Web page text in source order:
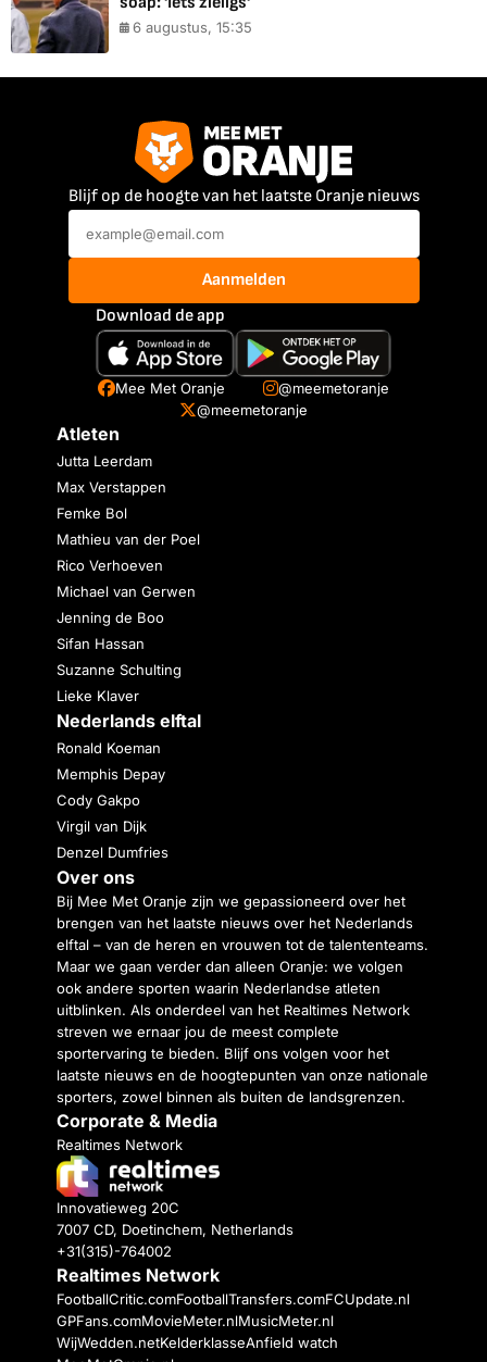
6 augustus, 15:35
Blijf op de hoogte van het laatste Oranje nieuws
Aanmelden
Download de app
Mee Met Oranje
@meemetoranje
@meemetoranje
Atleten
Jutta Leerdam
Max Verstappen
Femke Bol
Mathieu van der Poel
Rico Verhoeven
Michael van Gerwen
Jenning de Boo
Sifan Hassan
Suzanne Schulting
Lieke Klaver
Nederlands elftal
Ronald Koeman
Memphis Depay
Cody Gakpo
Virgil van Dijk
Denzel Dumfries
Over ons
Bij Mee Met Oranje zijn we gepassioneerd over het
brengen van het laatste nieuws over het Nederlands
elftal – van de heren en vrouwen tot de talententeams.
Maar we gaan verder dan alleen Oranje: we volgen
ook andere sporten waarin Nederlandse atleten
uitblinken. Als onderdeel van het Realtimes Network
streven we ernaar jou de meest complete
sportervaring te bieden. Blijf ons volgen voor het
laatste nieuws en de hoogtepunten van onze nationale
sporters, zowel binnen als buiten de landsgrenzen.
Corporate & Media
Realtimes Network
Innovatieweg 20C
7007 CD, Doetinchem, Netherlands
+31(315)-764002
Realtimes Network
FootballCritic.comFootballTransfers.comFCUpdate.nl
GPFans.comMovieMeter.nlMusicMeter.nl
WijWedden.netKelderklasseAnfield watch